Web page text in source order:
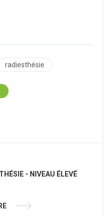
radiesthésie
- NIVEAU ÉLEVÉ